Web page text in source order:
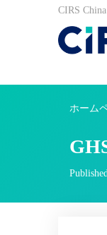
CIRS
ホーム